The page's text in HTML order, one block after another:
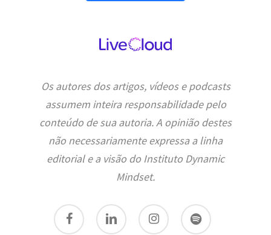
Os autores dos artigos, vídeos e podcasts
assumem inteira responsabilidade pelo
conteúdo de sua autoria. A opinião destes
não necessariamente expressa a linha
editorial e a visão do Instituto Dynamic
Mindset.
facebook linkedin instagram spotify